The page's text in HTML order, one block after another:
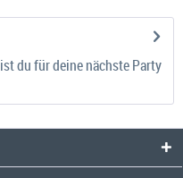
du für deine nächste Party